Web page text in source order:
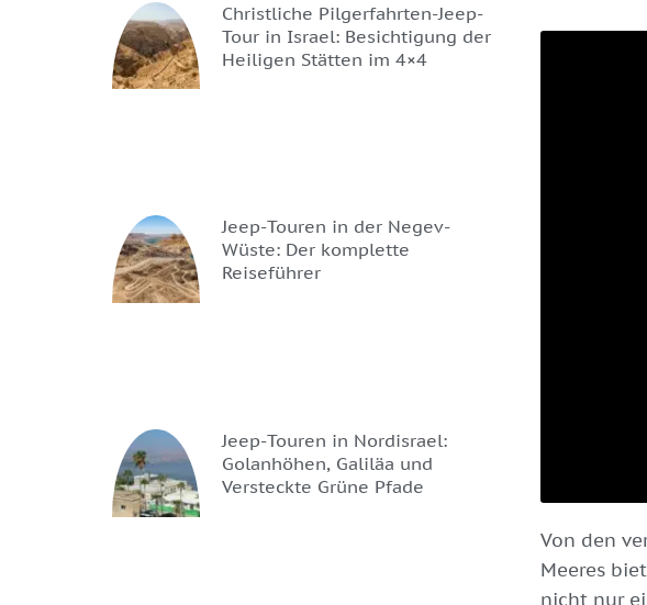
Christliche Pilgerfahrten-Jeep-
Tour in Israel: Besichtigung der
Heiligen Stätten im 4×4
Jeep-Touren in der Negev-
Wüste: Der komplette
Reiseführer
Jeep-Touren in Nordisrael:
Golanhöhen, Galiläa und
Versteckte Grüne Pfade
Von den
Meeres
nicht nur